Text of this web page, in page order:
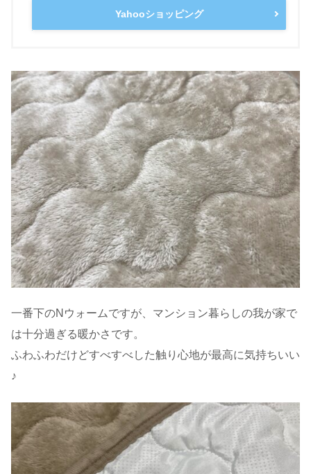
Yahooショッピング
一番下のNウォームですが、マンション暮らしの我が家で
は十分過ぎる暖かさです。
ふわふわだけどすべすべした触り心地が最高に気持ちいい
♪